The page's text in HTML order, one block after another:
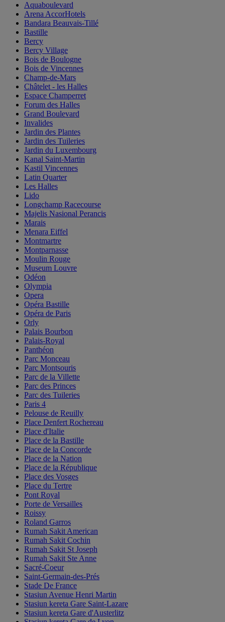
Aquaboulevard
Arena AccorHotels
Bandara Beauvais-Tillé
Bastille
Bercy
Bercy Village
Bois de Boulogne
Bois de Vincennes
Champ-de-Mars
Châtelet - les Halles
Espace Champerret
Forum des Halles
Grand Boulevard
Invalides
Jardin des Plantes
Jardin des Tuileries
Jardin du Luxembourg
Kanal Saint-Martin
Kastil Vincennes
Latin Quarter
Les Halles
Lido
Longchamp Racecourse
Majelis Nasional Perancis
Marais
Menara Eiffel
Montmartre
Montparnasse
Moulin Rouge
Museum Louvre
Odéon
Olympia
Opera
Opéra Bastille
Opéra de Paris
Orly
Palais Bourbon
Palais-Royal
Panthéon
Parc Monceau
Parc Montsouris
Parc de la Villette
Parc des Princes
Parc des Tuileries
Paris 4
Pelouse de Reuilly
Place Denfert Rochereau
Place d'Italie
Place de la Bastille
Place de la Concorde
Place de la Nation
Place de la République
Place des Vosges
Place du Tertre
Pont Royal
Porte de Versailles
Roissy
Roland Garros
Rumah Sakit American
Rumah Sakit Cochin
Rumah Sakit St Joseph
Rumah Sakit Ste Anne
Sacré-Coeur
Saint-Germain-des-Prés
Stade De France
Stasiun Avenue Henri Martin
Stasiun kereta Gare Saint-Lazare
Stasiun kereta Gare d'Austerlitz